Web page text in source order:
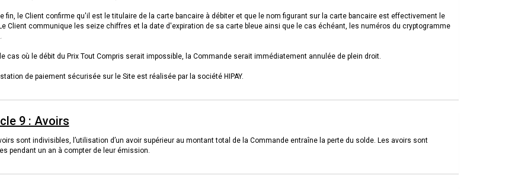
fin, le Client confirme qu'il est le titulaire de la carte bancaire à débiter et que le nom figurant sur la carte bancaire est effectivement le
Client communique les seize chiffres et la date d'expiration de sa carte bleue ainsi que le cas échéant, les numéros du cryptogramme
cas où le débit du Prix Tout Compris serait impossible, la Commande serait immédiatement annulée de plein droit.
de paiement sécurisée sur le Site est réalisée par la société HIPAY.
9 : Avoirs
sont indivisibles, l’utilisation d’un avoir supérieur au montant total de la Commande entraîne la perte du solde. Les avoirs sont
pendant un an à compter de leur émission.